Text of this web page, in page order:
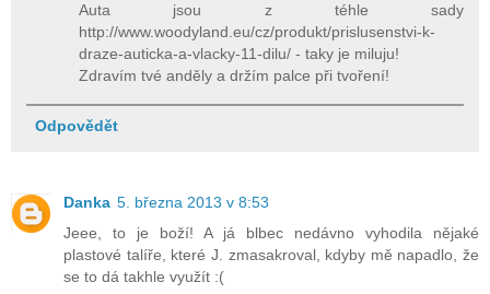
Auta jsou z téhle sady
http://www.woodyland.eu/cz/produkt/prislusenstvi-k-
draze-auticka-a-vlacky-11-dilu/ - taky je miluju!
Zdravím tvé anděly a držím palce při tvoření!
Odpovědět
Danka 5. března 2013 v 8:53
Jeee, to je boží! A já blbec nedávno vyhodila nějaké
plastové talíře, které J. zmasakroval, kdyby mě napadlo, že
se to dá takhle využít :(